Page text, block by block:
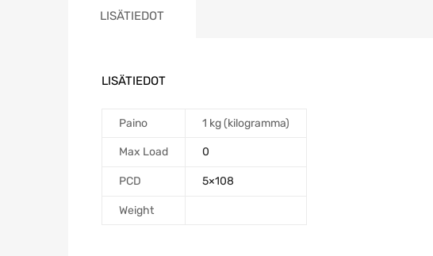
LISÄTIEDOT
LISÄTIEDOT
Paino 1 kg (kilogramma)
Max Load 0
PCD 5×108
Weight